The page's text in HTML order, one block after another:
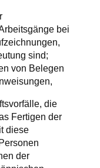
bei
sind;
von Belegen
die
Fertigen der
diese
der